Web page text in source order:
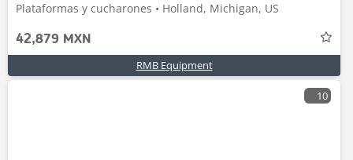
Plataformas y cucharones • Holland, Michigan, US
42,879 MXN
RMB Equipment
10